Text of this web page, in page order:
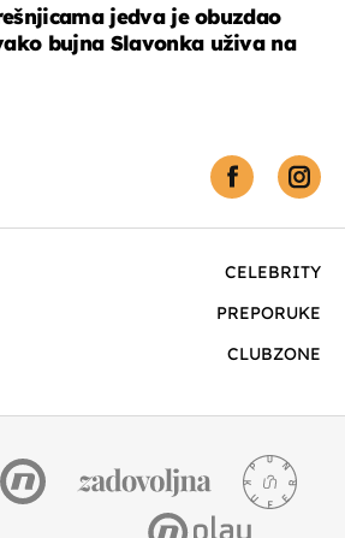
jedva je obuzdao
bujna Slavonka uživa na
CELEBRITY
PREPORUKE
CLUBZONE